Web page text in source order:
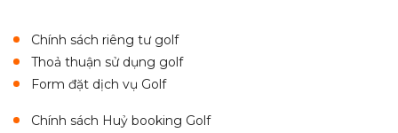
Chính sách riêng tư golf
Thoả thuận sử dụng golf
Form đặt dịch vụ Golf
Chính sách Huỷ booking Golf